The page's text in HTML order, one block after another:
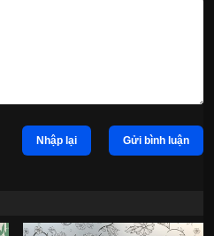
Nhập lại Gửi bình luận